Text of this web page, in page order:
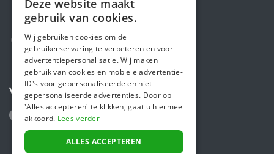
Volg ons
ENGLISH
Deze website maakt
gebruik van cookies.
Wij gebruiken cookies om de
gebruikerservaring te verbeteren en voor
advertentiepersonalisatie. Wij maken
gebruik van cookies en mobiele advertentie-
ID's voor gepersonaliseerde en niet-
gepersonaliseerde advertenties. Door op
'Alles accepteren' te klikken, gaat u hiermee
akkoord. Lees verder
ALLES ACCEPTEREN